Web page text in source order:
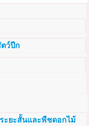
ว์ปีก
ะยะสั้นและพืชดอกไม้